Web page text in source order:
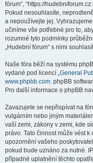
fórum”, “https://
Pokud nesouhlasíte,
a nepoužívejte jej.
učiníme vše potřebné pro to,
rozumné tyto podmínky
„Hudební fórum“ s nimi
Naše fóra běží na systému
vydané pod licencí „General
www.phpbb.com. phpBB
Pro další informace o phpBB
Zavazujete se nepřispívat na
vulgárním nebo jiným
vaší zemi, zákony v zemi, kde
právo. Tato činnost může vést
upozornění vašeho
pokud bude uznáno za nutné.
případné uplatnění těchto